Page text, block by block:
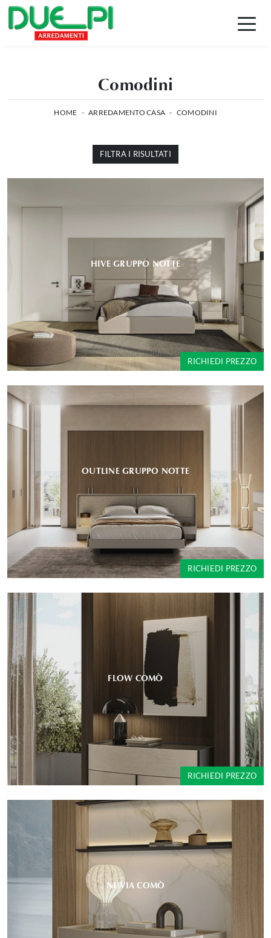
Comodini
HOME - ARREDAMENTO CASA - COMODINI
FILTRA I RISULTATI
HIVE GRUPPO NOTTE
RICHIEDI PREZZO
OUTLINE GRUPPO NOTTE
RICHIEDI PREZZO
FLOW COMÒ
RICHIEDI PREZZO
NUVIA COMÒ